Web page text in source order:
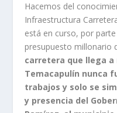
Hacemos del
Infraestructura
está en curso, por
presupuesto millonario
carretera que llega
Temacapulín nunca
trabajos y solo se
y presencia del